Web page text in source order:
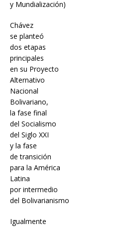
y Mundialización)
Chávez
se planteó
dos etapas
principales
en su Proyecto
Alternativo
Nacional
Bolivariano,
la fase final
del Socialismo
del Siglo XXI
y la fase
de transición
para la América
Latina
por intermedio
del Bolivarianismo
Igualmente